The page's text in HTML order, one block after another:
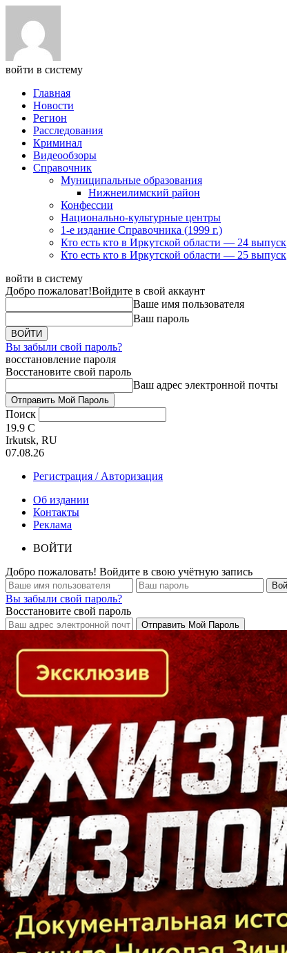
войти в систему
Главная
Новости
Регион
Расследования
Криминал
Видеообзоры
Справочник
Муниципальные образования
Нижнеилимский район
Конфессии
Национально-культурные центры
1-е издание Справочника (1999 г.)
Кто есть кто в Иркутской области — 24 выпуск
Кто есть кто в Иркутской области — 25 выпуск
войти в систему
Добро пожаловат!Войдите в свой аккаунт
Ваше имя пользователя
Ваш пароль
Вы забыли свой пароль?
восстановление пароля
Восстановите свой пароль
Ваш адрес электронной почты
Поиск
19.9 C
Irkutsk, RU
07.08.26
Регистрация / Авторизация
Об издании
Контакты
Реклама
ВОЙТИ
Добро пожаловать! Войдите в свою учётную запись
Вы забыли свой пароль?
Восстановите свой пароль
Кто есть кто в Байкальском регионе